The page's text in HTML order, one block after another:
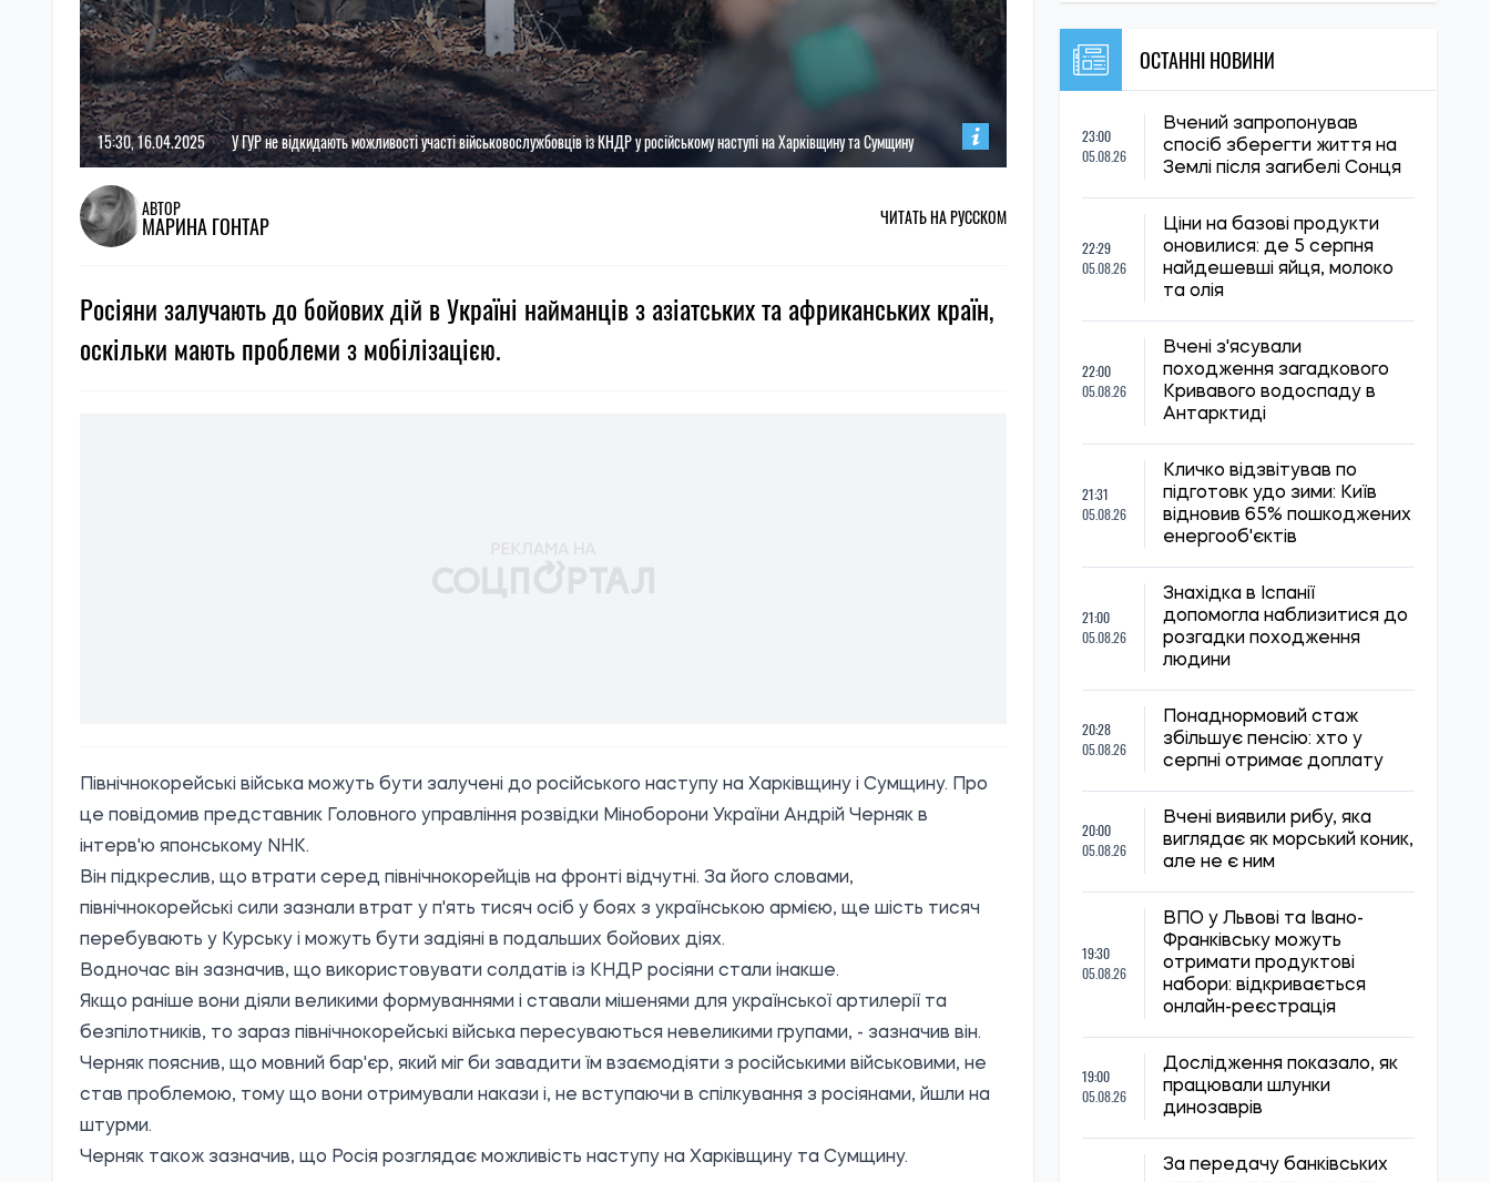
15:30, 16.04.2025 У ГУР не відкидають можливості участі військовослужбовців із КНДР у російському наступі на Харківщину та Сумщину
АВТОР
МАРИНА ГОНТАР ЧИТАТЬ НА РУССКОМ
Росіяни залучають до бойових дій в Україні найманців з азіатських та африканських країн,
оскільки мають проблеми з мобілізацією.
Північнокорейські війська можуть бути залучені до російського наступу на Харківщину і Сумщину. Про
це повідомив представник Головного управління розвідки Міноборони України Андрій Черняк в
інтерв'ю японському NHK.
Він підкреслив, що втрати серед північнокорейців на фронті відчутні. За його словами,
північнокорейські сили зазнали втрат у п'ять тисяч осіб у боях з українською армією, ще шість тисяч
перебувають у Курську і можуть бути задіяні в подальших бойових діях.
Водночас він зазначив, що використовувати солдатів із КНДР росіяни стали інакше.
Якщо раніше вони діяли великими формуваннями і ставали мішенями для української артилерії та
безпілотників, то зараз північнокорейські війська пересуваються невеликими групами, - зазначив він.
Черняк пояснив, що мовний бар'єр, який міг би завадити їм взаємодіяти з російськими військовими, не
став проблемою, тому що вони отримували накази і, не вступаючи в спілкування з росіянами, йшли на
штурми.
Черняк також зазначив, що Росія розглядає можливість наступу на Харківщину та Сумщину.
ОСТАННІ НОВИНИ
23:00
05.08.26
Вчений запропонував
спосіб зберегти життя на
Землі після загибелі Сонця
22:29
05.08.26
Ціни на базові продукти
оновилися: де 5 серпня
найдешевші яйця, молоко
та олія
22:00
05.08.26
Вчені з'ясували
походження загадкового
Кривавого водоспаду в
Антарктиді
21:31
05.08.26
Кличко відзвітував по
підготовк удо зими: Київ
відновив 65% пошкоджених
енергооб'єктів
21:00
05.08.26
Знахідка в Іспанії
допомогла наблизитися до
розгадки походження
людини
20:28
05.08.26
Понаднормовий стаж
збільшує пенсію: хто у
серпні отримає доплату
20:00
05.08.26
Вчені виявили рибу, яка
виглядає як морський коник,
але не є ним
19:30
05.08.26
ВПО у Львові та Івано-
Франківську можуть
отримати продуктові
набори: відкривається
онлайн-реєстрація
19:00
05.08.26
Дослідження показало, як
працювали шлунки
динозаврів
За передачу банківських